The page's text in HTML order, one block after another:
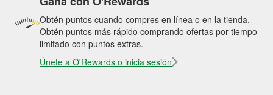
Obtén puntos cuando compres en línea o en la tienda.
Obtén puntos más rápido comprando ofertas por tiempo
limitado con puntos extras.
Únete a O'Rewards o inicia sesión